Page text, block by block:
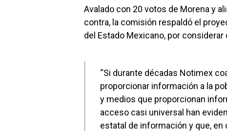
Avalado con 20 votos de Morena y
contra, la comisión respaldó el
del Estado Mexicano, por
“Si durante décadas Notimex
proporcionar información a la
y medios que proporcionan
acceso casi universal han
estatal de información y que,